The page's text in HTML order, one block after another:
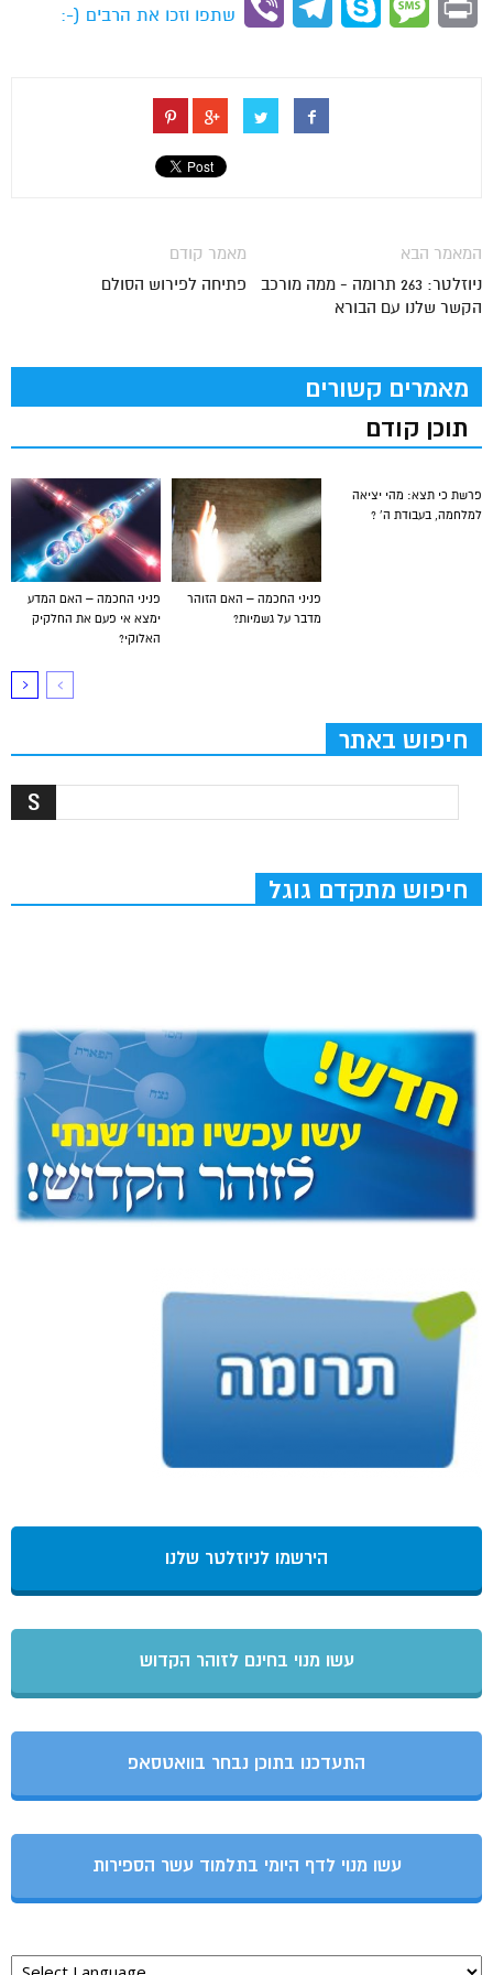
Print
Message
Skype
Telegram
Viber
שתפו וזכו את הרבים (-:
מאמר קודם
פתיחה לפירוש הסולם
המאמר הבא
ניוזלטר: 263 תרומה - ממה מורכב
הקשר שלנו עם הבורא
מאמרים קשורים
תוכן קודם
פניני החכמה – האם המדע
ימצא אי פעם את החלקיק
האלוקי?
פניני החכמה – האם הזוהר
מדבר על גשמיות?
פרשת כי תצא: מהי יציאה
למלחמה, בעבודת ה’ ?
חיפוש באתר
חיפוש מתקדם גוגל
הירשמו לניוזלטר שלנו
עשו מנוי בחינם לזוהר הקדוש
התעדכנו בתוכן נבחר בוואטסאפ
עשו מנוי לדף היומי בתלמוד עשר הספירות